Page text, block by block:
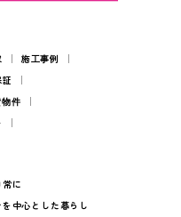
施工事例
物件
に
を中心とした暮らし